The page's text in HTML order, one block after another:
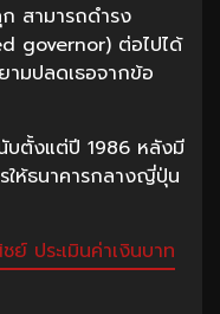
สามารถดำรง
governor) ต่อไปได้
ามปลดเธอจากข้อ
บตั้งแต่ปี 1986 หลังมี
ให้ธนาคารกลางญี่ปุ่น
ประเมินค่าเงินบาท